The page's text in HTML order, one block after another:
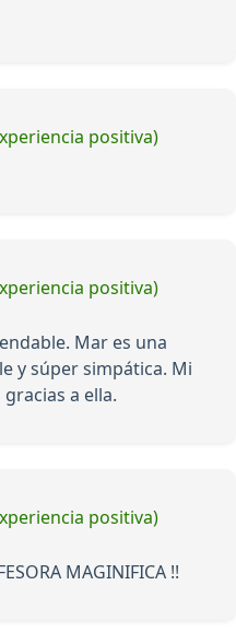
positiva)
positiva)
Mar es una
y súper simpática. Mi
a ella.
positiva)
MAGINIFICA !!